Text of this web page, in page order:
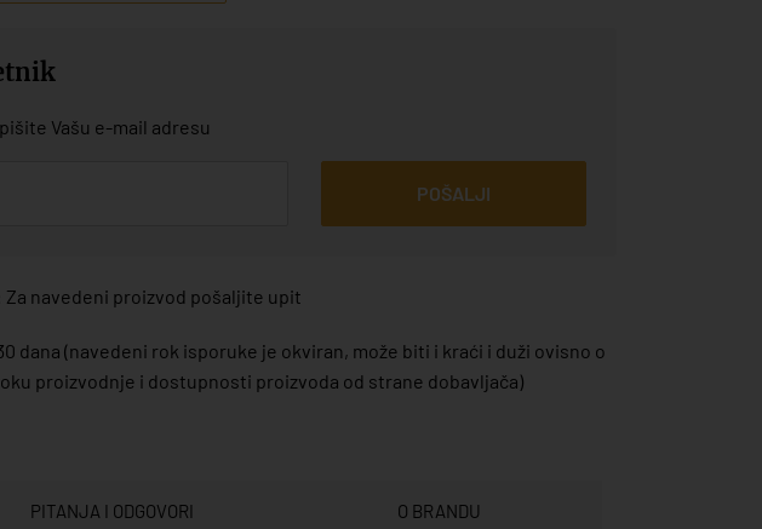
Vašu e-mail adresu
POŠALJI
Za navedeni proizvod pošaljite upit
dana (navedeni rok isporuke je okviran, može biti i kraći i duži ovisno o
proizvodnje i dostupnosti proizvoda od strane dobavljača)
PITANJA I ODGOVORI O BRANDU